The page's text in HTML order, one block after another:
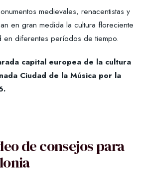
medievales, renacentistas y
en gran medida la cultura floreciente
en diferentes períodos de tiempo.
capital europea de la cultura
Ciudad de la Música por la
de consejos para